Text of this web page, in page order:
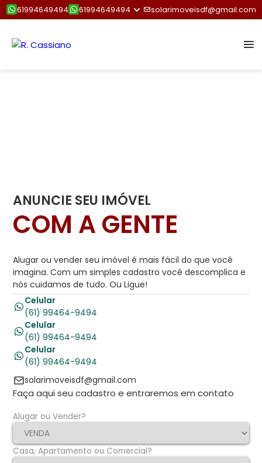
61994649494 61994649494 solarimoveisdf@gmail.com
ANUNCIE SEU IMÓVEL
COM A GENTE
Alugar ou vender seu imóvel é mais fácil do que você
imagina. Com um simples cadastro você descomplica e
nós cuidamos de tudo. Ou Ligue!
Celular
(61) 99464-9494
Celular
(61) 99464-9494
Celular
(61) 99464-9494
solarimoveisdf@gmail.com
Faça aqui seu cadastro e entraremos em contato
Alugar ou Vender?
Casa, Apartamento ou Comercial?